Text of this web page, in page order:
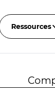
Ressources